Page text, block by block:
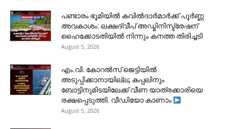
പണ്ടാരം ഭൂമിയിൽ കവിൽദാർമാർക്ക് പൂർണ്ണ
അവകാശം: ലക്ഷദ്വീപ് അഡ്മിനിസ്ട്രേഷന്
ഹൈക്കോടതിയിൽ നിന്നും കനത്ത തിരിച്ചടി
August 5, 2026
​എം.വി. കോറൽസ് ജെട്ടിയിൽ
അടുപ്പിക്കാനായില്ല; കപ്പലിനും
ബോട്ടിനുമിടയിലേക്ക് വീണ യാത്രക്കാരിയെ
രക്ഷപ്പെടുത്തി. വീഡിയോ കാണാം
August 5, 2026